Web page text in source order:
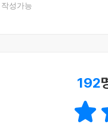
성가능
192